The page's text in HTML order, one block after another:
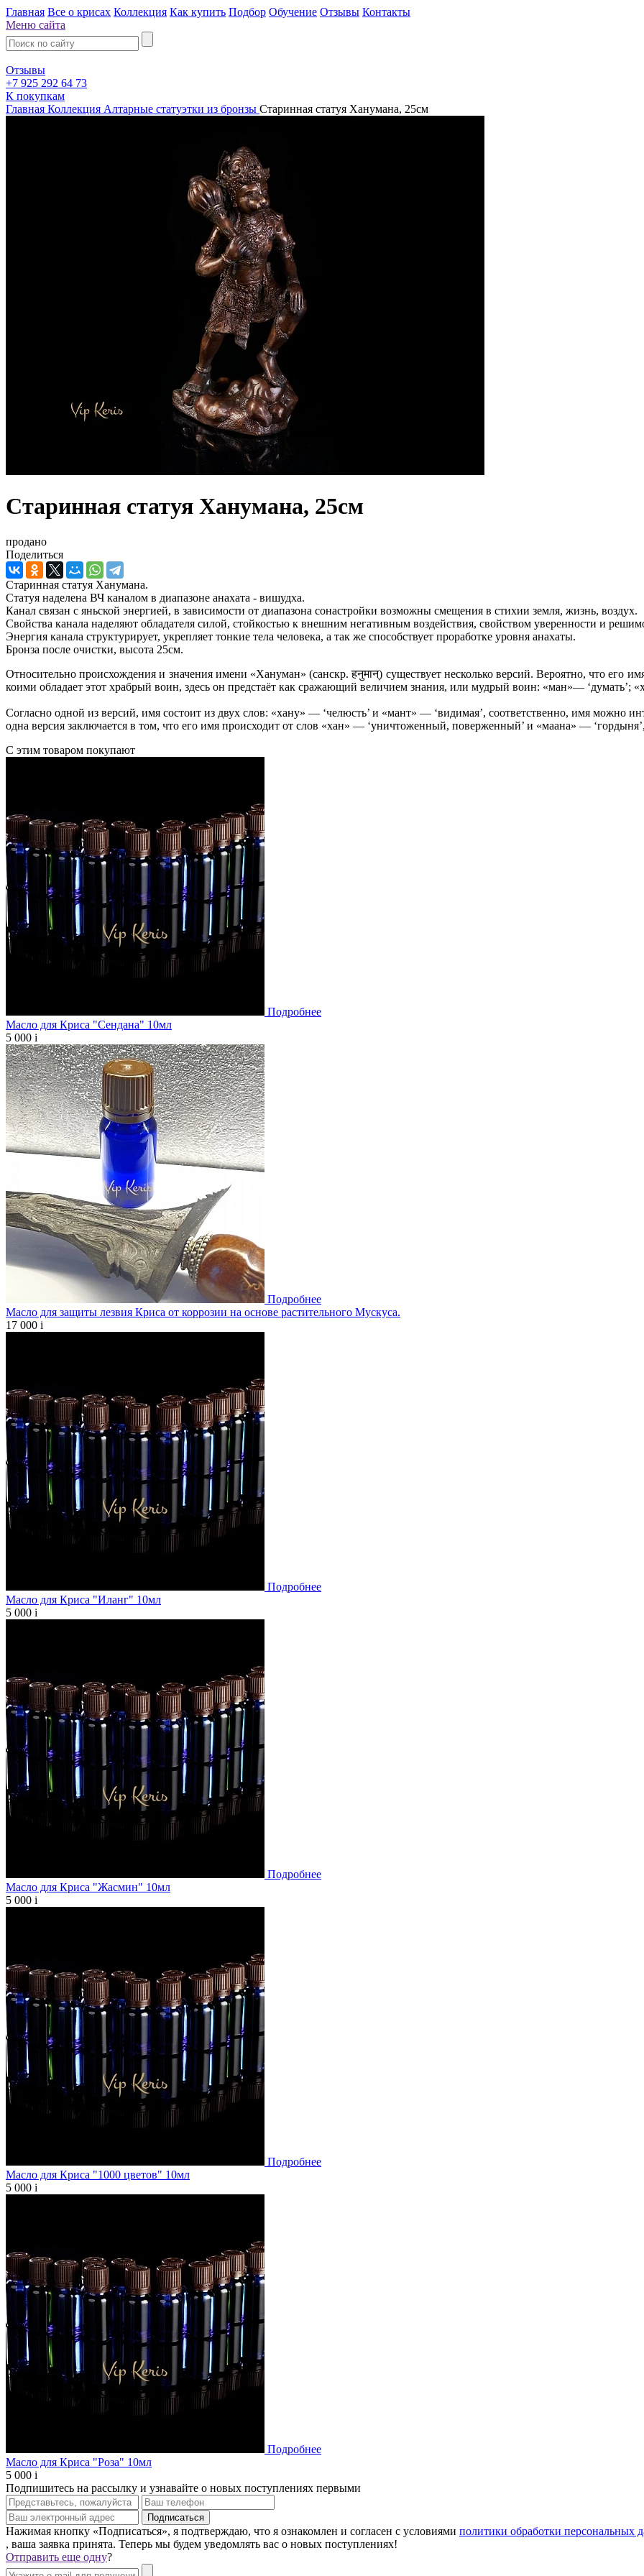
Главная Все о крисах Коллекция Как купить Подбор Обучение Отзывы Контакты
Меню сайта
Отзывы
+7 925 292 64 73
К покупкам
Главная Коллекция Алтарные статуэтки из бронзы Старинная статуя Ханумана, 25см
Старинная статуя Ханумана, 25см
продано
Поделиться
Старинная статуя Ханумана.
Статуя наделена ВЧ каналом в диапазоне анахата - вишудха.
Канал связан с яньской энергией, в зависимости от диапазона сонастройки возможны смещения в стихии земля, жизнь, воздух.
Свойства канала наделяют обладателя силой, стойкостью к внешним негативным воздействия, свойством уверенности и
Энергия канала структурирует, укрепляет тонкие тела человека, а так же способствует проработке уровня анахаты.
Бронза после очистки, высота 25см.
Относительно происхождения и значения имени «Хануман» (санскр. हनुमान्) существует несколько версий. Вероятно, что его
коими обладает этот храбрый воин, здесь он предстаёт как сражающий величием знания, или мудрый воин: «ман»— ‘думать’;
Согласно одной из версий, имя состоит из двух слов: «хану» — ‘челюсть’ и «мант» — ‘видимая’, соответственно, имя можно
одна версия заключается в том, что его имя происходит от слов «хан» — ‘уничтоженный, поверженный’ и «маана» —
С этим товаром покупают
Подробнее
Масло для Криса "Сендана" 10мл
5 000 i
Подробнее
Масло для защиты лезвия Криса от коррозии на основе растительного Мускуса.
17 000 i
Подробнее
Масло для Криса "Иланг" 10мл
5 000 i
Подробнее
Масло для Криса "Жасмин" 10мл
5 000 i
Подробнее
Масло для Криса "1000 цветов" 10мл
5 000 i
Подробнее
Масло для Криса "Роза" 10мл
5 000 i
Подпишитесь на рассылку и узнавайте о новых поступлениях первыми
Нажимая кнопку «Подписаться», я подтверждаю, что я ознакомлен и согласен с условиями политики обработки персональных
, ваша заявка принята. Теперь мы будем уведомлять вас о новых поступлениях!
Отправить еще одну?